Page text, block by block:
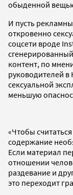
обыденной
И пусть
откровенно
соцсети вроде
контент, по
руководителей
сексуальной
меньшую
«Чтобы
содержание
Если материал
отношении
раздевание и
это переходит